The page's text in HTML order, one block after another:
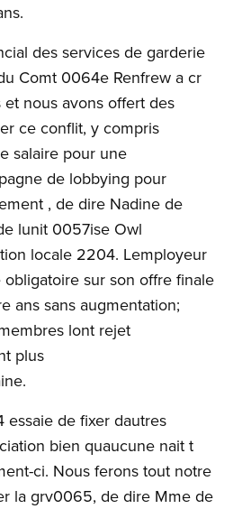
des services de garderie
Comt 0064e Renfrew a cr
nous avons offert des
ce conflit, y compris
salaire pour une
de lobbying pour
, de dire Nadine de
lunit 0057ise Owl
locale 2204. Lemployeur
sur son offre finale
ans sans augmentation;
lont rejet
plus
de fixer dautres
bien quaucune nait t
ci. Nous ferons tout notre
la grv0065, de dire Mme de